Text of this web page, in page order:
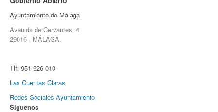
Ayuntamiento de Málaga
Avenida de Cervantes, 4
29016 - MÁLAGA.
Tlf: 951 926 010
Las Cuentas Claras
Redes Sociales Ayuntamiento
Síguenos